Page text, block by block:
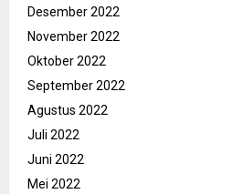
Desember 2022
November 2022
Oktober 2022
September 2022
Agustus 2022
Juli 2022
Juni 2022
Mei 2022